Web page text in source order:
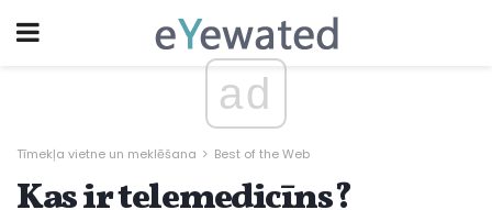
ad
Tīmekļa vietne un meklēšana Best of the Web
Kas ir telemedicīns?